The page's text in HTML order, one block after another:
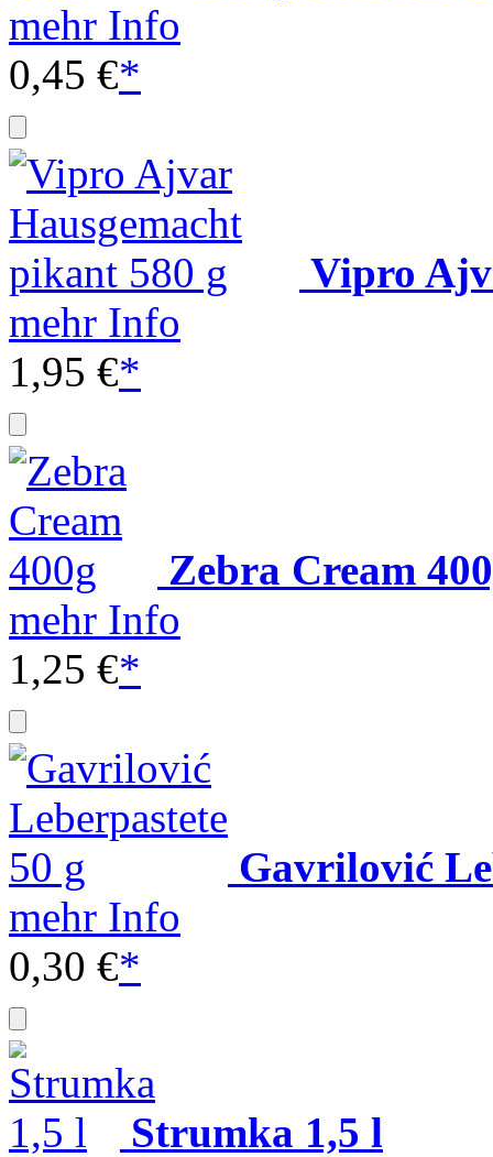
mehr Info
0,45 €*
Vipro
mehr Info
1,95 €*
Zebra Cream
mehr Info
1,25 €*
Gavrilović
mehr Info
0,30 €*
Strumka 1,5 l